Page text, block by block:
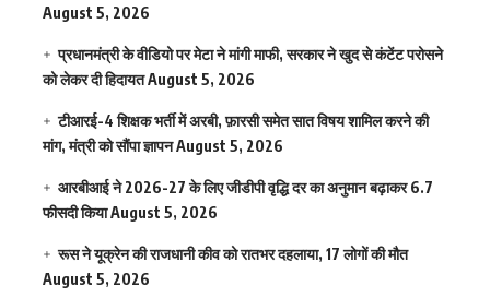
August 5, 2026
प्रधानमंत्री के वीडियो पर मेटा ने मांगी माफी, सरकार ने खुद से कंटेंट परोसने
को लेकर दी हिदायतAugust 5, 2026
टीआरई-4 शिक्षक भर्ती में अरबी, फ़ारसी समेत सात विषय शामिल करने की
मांग, मंत्री को सौंपा ज्ञापनAugust 5, 2026
आरबीआई ने 2026-27 के लिए जीडीपी वृद्धि दर का अनुमान बढ़ाकर 6.7
फीसदी कियाAugust 5, 2026
रूस ने यूक्रेन की राजधानी कीव को रातभर दहलाया, 17 लोगों की मौत
August 5, 2026